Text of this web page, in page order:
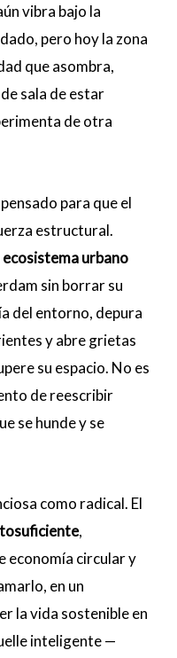
vibra bajo la
pero hoy la zona
que asombra,
sala de estar
de otra
para que el
estructural.
ecosistema urbano
sin borrar su
del entorno, depura
y abre grietas
su espacio. No es
de reescribir
se hunde y se
como radical. El
,
economía circular y
en un
la vida sostenible en
inteligente —